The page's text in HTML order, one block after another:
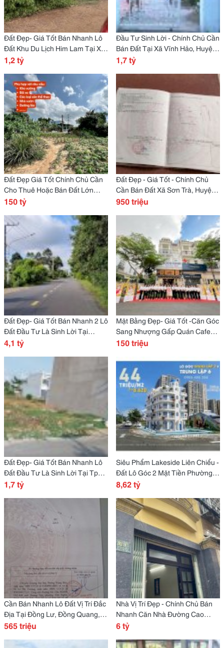
Đất Đẹp- Giá Tốt Bán Nhanh Lô
Đất Khu Du Lịch Him Lam Tại Xã
Cư Suê, Huyện Cư M''gar, Đắk
1,2 tỷ
Đầu Tư Sinh Lời - Chính Chủ Cần
Bán Đất Tại Xã Vĩnh Hảo, Huyện
Tuy Phong, Tỉnh Bình Thuận
1,7 tỷ
Đất Đẹp Giá Tốt Chính Chủ Cần
Cho Thuê Hoặc Bán Đất Lớn
18000M2 (1,8Ha) Xã Bình Mỹ,
150 tỷ
Đất Đẹp - Giá Tốt - Chính Chủ
Cần Bán Đất Xã Sơn Trà, Huyện
Hương Sơn, Tỉnh Hà Tĩnh.
950 triệu
Đất Đẹp- Giá Tốt Bán Nhanh 2 Lô
Đất Đầu Tư Là Sinh Lời Tại
Huyện Bàu Bàng, Bình Dượng
4,1 tỷ
Mặt Bằng Đẹp- Giá Tốt -Căn Góc
Sang Nhượng Gấp Quán Cafe
Cityland Phường 7, Quận Gò
150 triệu
Đất Đẹp- Giá Tốt Bán Nhanh Lô
Đất Đầu Tư Là Sinh Lời Tại Tp
Biên Hòa Tỉnh Đồng Nai
1,7 tỷ
Siêu Phẩm Lakeside Liên Chiểu -
Đất Lô Góc 2 Mặt Tiền Phường
Hòa Hiệp Nam, Liên Chiểu - Đà
8,62 tỷ
Cần Bán Nhanh Lô Đất Vị Trí Đắc
Địa Tại Đồng Lư, Đồng Quang,
Quốc Oai, Tp Hà Nội
565 triệu
Nhà Vị Trí Đẹp - Chính Chủ Bán
Nhanh Căn Nhà Đường Cao
Thắng, Phường 12, Quận 10, Tp
6 tỷ